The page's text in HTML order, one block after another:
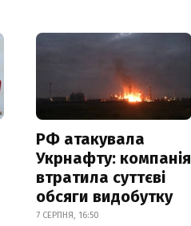
РФ атакувала
Укрнафту: компанія
втратила суттєві
обсяги видобутку
7 СЕРПНЯ, 16:50